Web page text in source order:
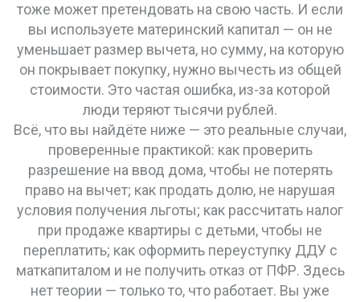
тоже может претендовать на свою часть. И если
вы используете материнский капитал — он не
уменьшает размер вычета, но сумму, на которую
он покрывает покупку, нужно вычесть из общей
стоимости. Это частая ошибка, из-за которой
люди теряют тысячи рублей.
Всё, что вы найдёте ниже — это реальные случаи,
проверенные практикой: как проверить
разрешение на ввод дома, чтобы не потерять
право на вычет; как продать долю, не нарушая
условия получения льготы; как рассчитать налог
при продаже квартиры с детьми, чтобы не
переплатить; как оформить переуступку ДДУ с
маткапиталом и не получить отказ от ПФР. Здесь
нет теории — только то, что работает. Вы уже